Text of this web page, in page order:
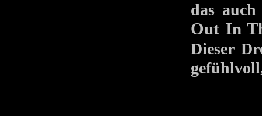
das
Out In
Dieser